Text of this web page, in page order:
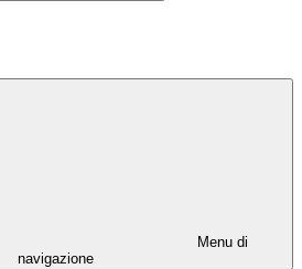
Menu di
navigazione